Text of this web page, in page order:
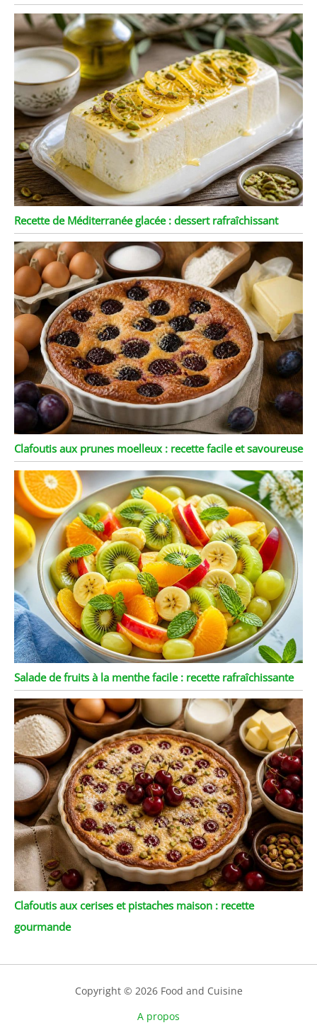
Recette de Méditerranée glacée : dessert rafraîchissant
Clafoutis aux prunes moelleux : recette facile et savoureuse
Salade de fruits à la menthe facile : recette rafraîchissante
Clafoutis aux cerises et pistaches maison : recette
gourmande
Copyright © 2026 Food and Cuisine
A propos